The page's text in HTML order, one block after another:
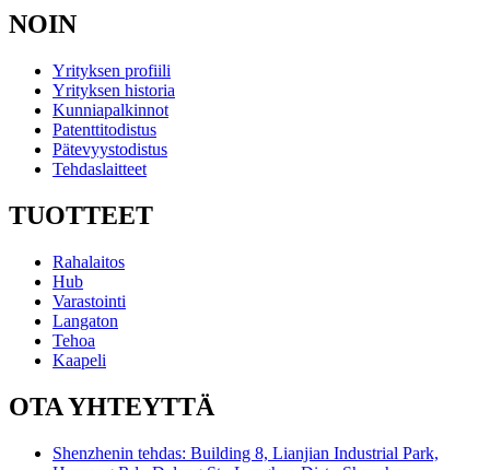
NOIN
Yrityksen profiili
Yrityksen historia
Kunniapalkinnot
Patenttitodistus
Pätevyystodistus
Tehdaslaitteet
TUOTTEET
Rahalaitos
Hub
Varastointi
Langaton
Tehoa
Kaapeli
OTA YHTEYTTÄ
Shenzhenin tehdas: Building 8, Lianjian Industrial Park,